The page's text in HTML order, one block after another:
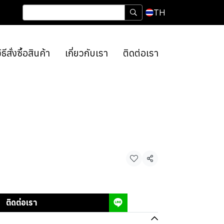
TH
สั่งซื้อสินค้า เกี่ยวกับเรา ติดต่อเรา
แชร์
ติดต่อเรา